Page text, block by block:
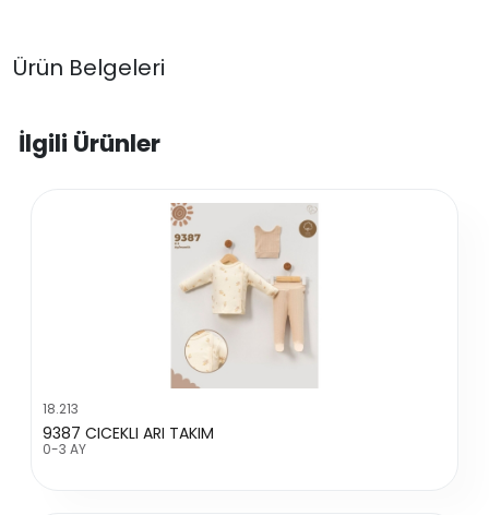
Ürün Belgeleri
İlgili Ürünler
18.213
9387 CICEKLI ARI TAKIM
0-3 AY